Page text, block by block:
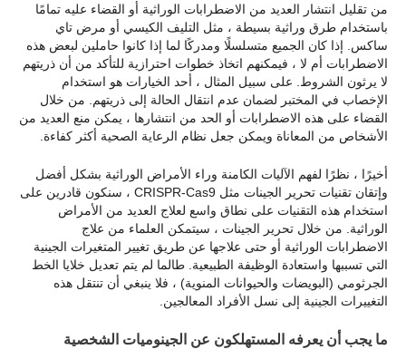
من تقليل انتشار العديد من الاضطرابات الوراثية أو القضاء عليه تمامًا
باستخدام طرق وراثية بسيطة ، مثل التليف الكيسي أو مرض تاي
ساكس. إذا كان الجميع متسلسلًا ومدركًا لما إذا كانوا حاملين لبعض هذه
الاضطرابات أم لا ، فيمكنهم اتخاذ خطوات احترازية للتأكد من أن ذريتهم
لا يرثون الشروط. على سبيل المثال ، أحد الخيارات هو استخدام
الإخصاب في المختبر لضمان عدم انتقال الحالة إلى ذريتهم. من خلال
القضاء على هذه الاضطرابات أو الحد من انتشارها ، يمكن منع العديد من
الأشخاص من المعاناة ويمكن جعل نظام الرعاية الصحية أكثر كفاءة.
أخيرًا ، نظرًا لفهم الآليات الكامنة وراء الأمراض الوراثية بشكل أفضل
وإتقان تقنيات تحرير الجينات مثل CRISPR-Cas9 ، سنكون قادرين على
استخدام هذه التقنيات على نطاق واسع لعلاج العديد من الأمراض
الوراثية. من خلال تحرير الجينات ، سيتمكن العلماء من علاج
الاضطرابات الوراثية أو حتى علاجها عن طريق تغيير المتغيرات الجينية
التي تسببها واستعادة الوظيفة الطبيعية. طالما لم يتم تعديل خلايا الخط
الجرثومي (البويضات والحيوانات المنوية) ، فلا ينبغي أن تنتقل هذه
التغييرات الجينية إلى نسل الأفراد المعالجين.
ما يجب أن يعرفه المستهلكون عن الجينوميات الشخصية